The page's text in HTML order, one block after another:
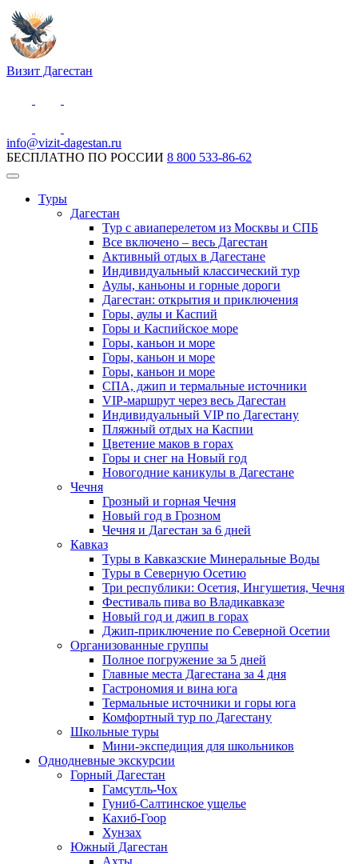
Визит Дагестан
info@vizit-dagestan.ru
БЕСПЛАТНО ПО РОССИИ 8 800 533-86-62
Туры
Дагестан
Тур с авиаперелетом из Москвы и СПБ
Все включено – весь Дагестан
Активный отдых в Дагестане
Индивидуальный классический тур
Аулы, каньоны и горные дороги
Дагестан: открытия и приключения
Горы, аулы и Каспий
Горы и Каспийское море
Горы, каньон и море
Горы, каньон и море
Горы, каньон и море
СПА, джип и термальные источники
VIP-маршрут через весь Дагестан
Индивидуальный VIP по Дагестану
Пляжный отдых на Каспии
Цветение маков в горах
Горы и снег на Новый год
Новогодние каникулы в Дагестане
Чечня
Грозный и горная Чечня
Новый год в Грозном
Чечня и Дагестан за 6 дней
Кавказ
Туры в Кавказские Минеральные Воды
Туры в Северную Осетию
Три республики: Осетия, Ингушетия, Чечня
Фестиваль пива во Владикавказе
Новый год и джип в горах
Джип-приключение по Северной Осетии
Организованные группы
Полное погружение за 5 дней
Главные места Дагестана за 4 дня
Гастрономия и вина юга
Термальные источники и горы юга
Комфортный тур по Дагестану
Школьные туры
Мини-экспедиция для школьников
Однодневные экскурсии
Горный Дагестан
Гамсутль-Чох
Гуниб-Салтинское ущелье
Кахиб-Гоор
Хунзах
Южный Дагестан
Ахты